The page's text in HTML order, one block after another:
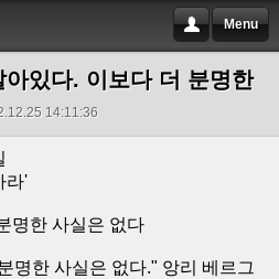
Menu
아있다. 이보다 더 분명한
14:11:36
라'
명한 사실은 없다
명한 사실은 없다." 앙리 베르그